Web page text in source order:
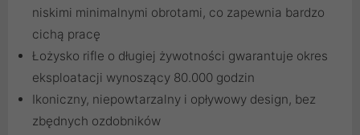
niskimi minimalnymi obrotami, co zapewnia bardzo
cichą pracę
Łożysko rifle o długiej żywotności gwarantuje okres
eksploatacji wynoszący 80.000 godzin
Ikoniczny, niepowtarzalny i opływowy design, bez
zbędnych ozdobników